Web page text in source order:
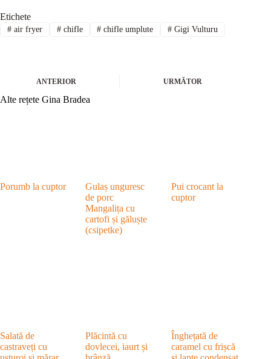
Etichete
#air fryer #chifle # chifle umplute # Gigi Vulturu
ANTERIOR URMĂTOR
Alte rețete Gina Bradea
Porumb la cuptor
Gulaș unguresc
de porc
Mangalița cu
cartofi și găluște
(csipetke)
Pui crocant la
cuptor
Salată de
castraveți cu
Plăcintă cu
dovlecei, iaurt și
Înghețată de
caramel cu frișcă